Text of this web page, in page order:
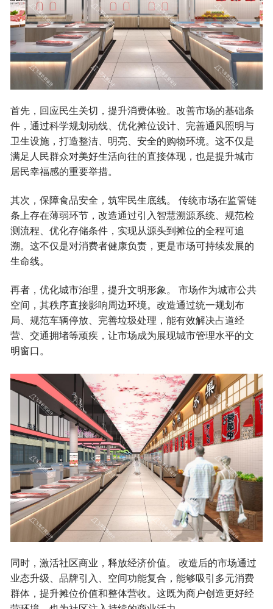
首先，回应民生关切，提升消费体验。改善市场的基础条
件，通过科学规划动线、优化摊位设计、完善通风照明与
卫生设施，打造整洁、明亮、安全的购物环境。这不仅是
满足人民群众对美好生活向往的直接体现，也是提升城市
居民幸福感的重要举措。
其次，保障食品安全，筑牢民生底线。 传统市场在监管链
条上存在薄弱环节，改造通过引入智慧溯源系统、规范检
测流程、优化存储条件，实现从源头到摊位的全程可追
溯。这不仅是对消费者健康负责，更是市场可持续发展的
生命线。
再者，优化城市治理，提升文明形象。 市场作为城市公共
空间，其秩序直接影响周边环境。改造通过统一规划布
局、规范车辆停放、完善垃圾处理，能有效解决占道经
营、交通拥堵等顽疾，让市场成为展现城市管理水平的文
明窗口。
同时，激活社区商业，释放经济价值。 改造后的市场通过
业态升级、品牌引入、空间功能复合，能够吸引多元消费
群体，提升摊位价值和整体营收。这既为商户创造更好经